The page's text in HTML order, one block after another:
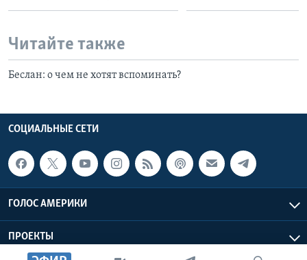
Читайте также
Беслан: о чем не хотят вспоминать?
СОЦИАЛЬНЫЕ СЕТИ
ГОЛОС АМЕРИКИ
ПРОЕКТЫ